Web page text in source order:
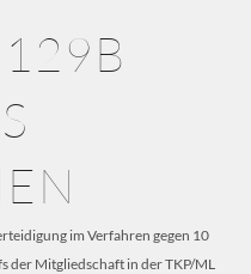
im Verfahren gegen 10
der Mitgliedschaft in der TKP/ML